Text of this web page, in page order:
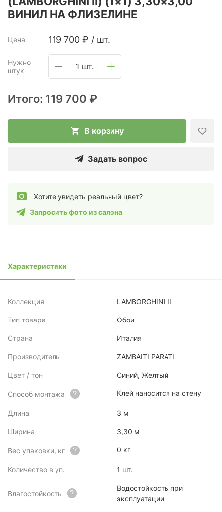
ВИНИЛ НА ФЛИЗЕЛИНЕ
Цена 119 700 ₽ / шт.
Нужно
штук
1 шт.
Итого: 119 700 ₽
В корзину
Задать вопрос
Хотите увидеть реальный цвет?
Запросить фото из салона
Характеристики
Коллекция LAMBORGHINI II
Тип товара Обои
Страна Италия
Производитель ZAMBAITI PARATI
Цвет / тон Синий, Желтый
Способ монтажа Клей наносится на стену
Длина 3 м
Ширина 3,30 м
Вес упаковки, кг 0 кг
Количество в уп. 1 шт.
Влагостойкость
Водостойкость при
эксплуатации